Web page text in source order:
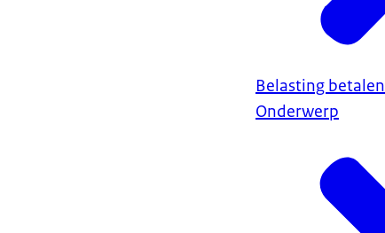
Belasting betalen
Onderwerp